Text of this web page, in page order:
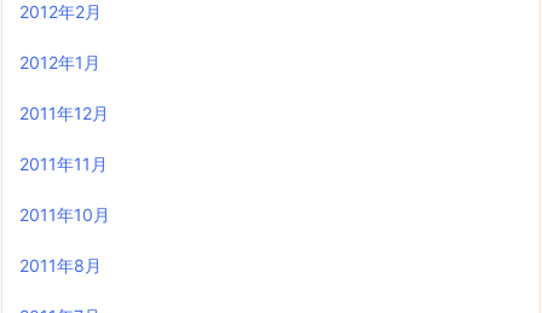
2012年2月
2012年1月
2011年12月
2011年11月
2011年10月
2011年8月